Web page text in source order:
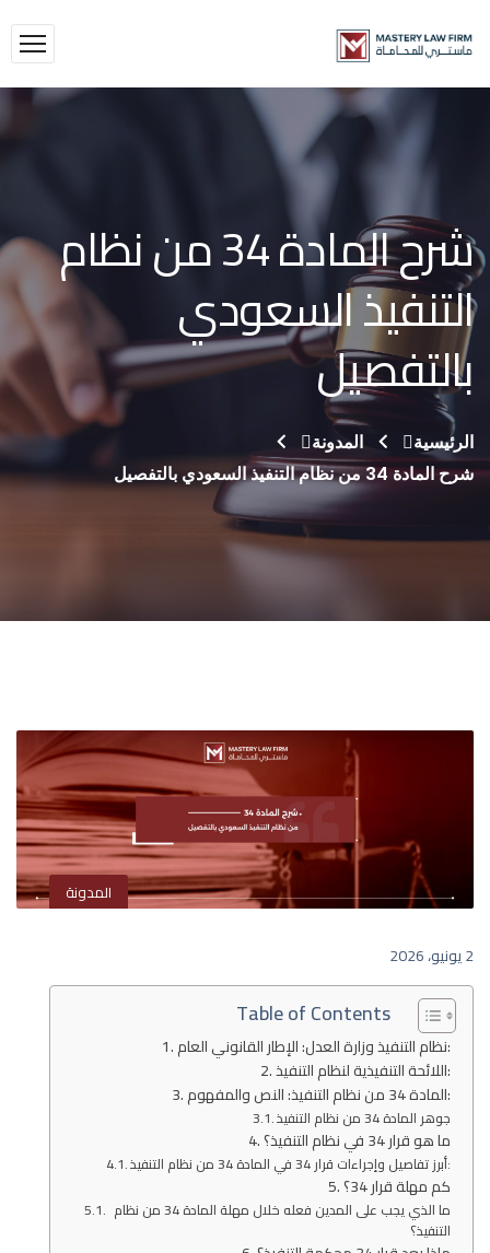
شرح المادة 34 من نظام
التنفيذ السعودي
بالتفصيل
الرئيسية
المدونة
شرح المادة 34 من نظام التنفيذ السعودي بالتفصيل
المدونة
2 يونيو، 2026
Table of Contents
نظام التنفيذ وزارة العدل: الإطار القانوني العام:
اللائحة التنفيذية لنظام التنفيذ:
المادة 34 من نظام التنفيذ: النص والمفهوم:
جوهر المادة 34 من نظام التنفيذ
ما هو قرار 34 في نظام التنفيذ؟
أبرز تفاصيل وإجراءات قرار 34 في المادة 34 من نظام التنفيذ:
كم مهلة قرار 34؟
ما الذي يجب على المدين فعله خلال مهلة المادة 34 من نظام
التنفيذ؟